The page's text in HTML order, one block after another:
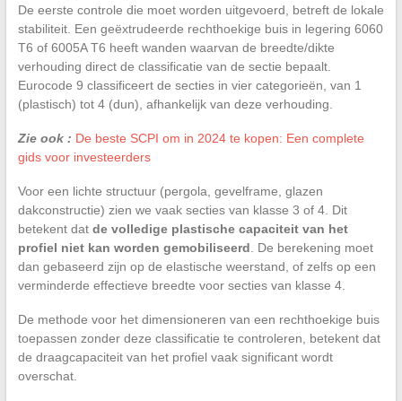
De eerste controle die moet worden uitgevoerd, betreft de lokale
stabiliteit. Een geëxtrudeerde rechthoekige buis in legering 6060
T6 of 6005A T6 heeft wanden waarvan de breedte/dikte
verhouding direct de classificatie van de sectie bepaalt.
Eurocode 9 classificeert de secties in vier categorieën, van 1
(plastisch) tot 4 (dun), afhankelijk van deze verhouding.
Zie ook : De beste SCPI om in 2024 te kopen: Een complete
gids voor investeerders
Voor een lichte structuur (pergola, gevelframe, glazen
dakconstructie) zien we vaak secties van klasse 3 of 4. Dit
betekent dat de volledige plastische capaciteit van het
profiel niet kan worden gemobiliseerd . De berekening moet
dan gebaseerd zijn op de elastische weerstand, of zelfs op een
verminderde effectieve breedte voor secties van klasse 4.
De methode voor het dimensioneren van een rechthoekige buis
toepassen zonder deze classificatie te controleren, betekent dat
de draagcapaciteit van het profiel vaak significant wordt
overschat.